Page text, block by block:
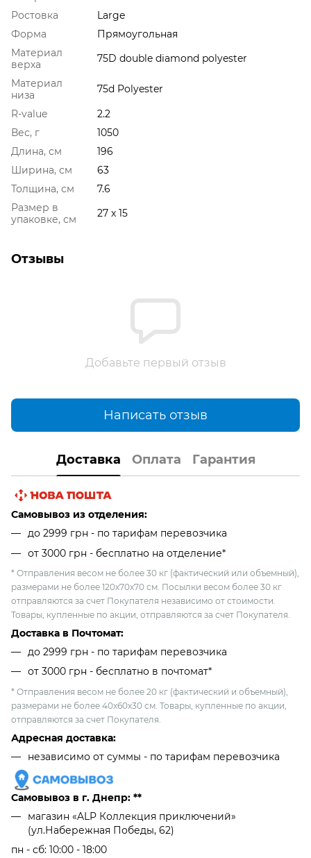
Ростовка
Large
Форма
Прямоугольная
Материал
верха
75D double diamond polyester
Материал
низа
75d Polyester
R-value
2.2
Вес, г
1050
Длина, см
196
Ширина, см
63
Толщина, см
7.6
Размер в
упаковке, см
27 x 15
Отзывы
Добавьте первый отзыв
Написать отзыв
Доставка Оплата Гарантия
Самовывоз из отделения:
до 2999 грн - по тарифам перевозчика
от 3000 грн - бесплатно на отделение*
* Отправления весом не более 30 кг (фактический или объемный),
размерами не более 120х70х70 см. Посылки весом более 30 кг
отправляются за счет Покупателя независимо от стоимости.
Товары, купленные по акции, отправляются за счет Покупателя.
Доставка в Почтомат:
до 2999 грн - по тарифам перевозчика
от 3000 грн - бесплатно в почтомат*
* Отправления весом не более 20 кг (фактический и объемный),
размерами не более 40х60х30 см. Товары, купленные по акции,
отправляются за счет Покупателя.
Адресная доставка:
независимо от cуммы - по тарифам перевозчика
Самовывоз в г. Днепр: **
магазин «ALP Коллекция приключений»
(ул.Набережная Победы, 62)
пн - сб: 10:00 - 18:00